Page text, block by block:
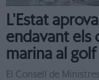
L'Estat
endavant els
marina al
El Consell de